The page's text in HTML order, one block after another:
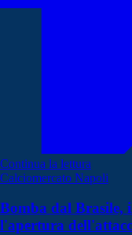
Continua la lettura
Calciomercato Napoli
Bomba dal Brasile,
l'apertura